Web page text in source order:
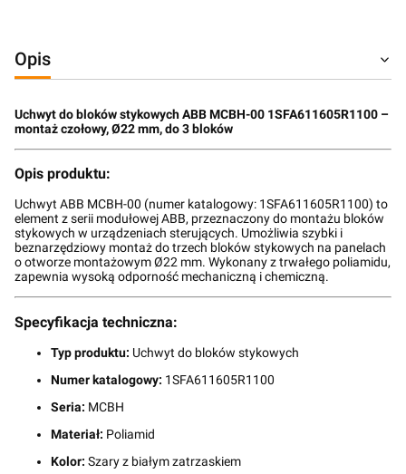
Opis
Uchwyt do bloków stykowych ABB MCBH-00 1SFA611605R1100 –
montaż czołowy, Ø22 mm, do 3 bloków
Opis produktu:
Uchwyt ABB MCBH-00 (numer katalogowy: 1SFA611605R1100) to
element z serii modułowej ABB, przeznaczony do montażu bloków
stykowych w urządzeniach sterujących. Umożliwia szybki i
beznarzędziowy montaż do trzech bloków stykowych na panelach
o otworze montażowym Ø22 mm. Wykonany z trwałego poliamidu,
zapewnia wysoką odporność mechaniczną i chemiczną.
Specyfikacja techniczna:
Typ produktu: Uchwyt do bloków stykowych
Numer katalogowy: 1SFA611605R1100
Seria: MCBH
Materiał: Poliamid
Kolor: Szary z białym zatrzaskiem